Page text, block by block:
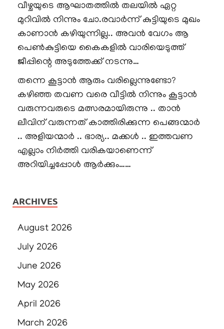
വീഴ്ചയുടെ ആഘാതത്തിൽ തലയിൽ ഏറ്റ
മുറിവിൽ നിന്നും ചോ.രവാർന്ന് കുട്ടിയുടെ മുഖം
കാണാൻ കഴിയുന്നില്ല.. അവൻ വേഗം ആ
പെൺകുട്ടിയെ കൈകളിൽ വാരിയെടുത്ത്
ജീപ്പിന്റെ അടുത്തേക്ക് നടന്നു…
തന്നെ കൂട്ടാൻ ആരും വരില്ലെന്നുണ്ടോ?
കഴിഞ്ഞ തവണ വരെ വീട്ടിൽ നിന്നും കൂട്ടാൻ
വരുന്നവരുടെ മത്സരമായിരുന്നു .. താൻ
ലീവിന് വരുന്നത് കാത്തിരിക്കുന്ന പെങ്ങന്മാർ
.. അളിയന്മാർ .. ഭാര്യ.. മക്കൾ .. ഇത്തവണ
എല്ലാം നിർത്തി വരികയാണെന്ന്
അറിയിച്ചപ്പോൾ ആർക്കും……
ARCHIVES
August 2026
July 2026
June 2026
May 2026
April 2026
March 2026